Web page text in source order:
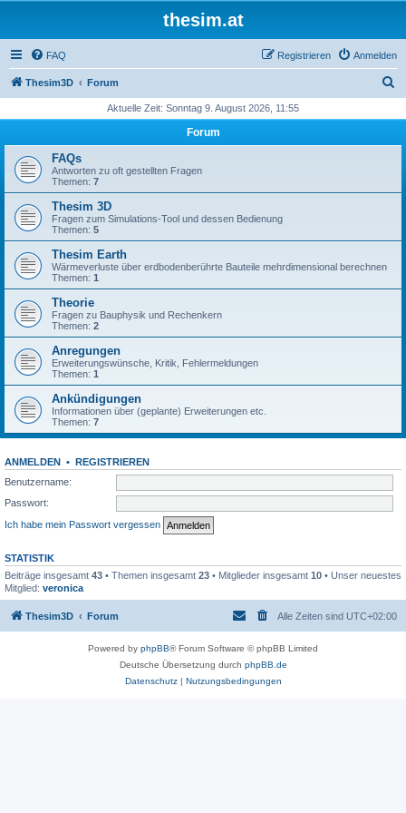
thesim.at
FAQ Anmelden
Registrieren
Thesim3D Forum
h
Aktuelle Zeit: Sonntag 9. August 2026, 11:55
Forum
FAQs
Antworten zu oft gestellten Fragen
Themen: 7
Thesim 3D
Fragen zum Simulations-Tool und dessen Bedienung
Themen: 5
Thesim Earth
Wärmeverluste über erdbodenberührte Bauteile mehrdimensional berechnen
Themen: 1
Theorie
Fragen zu Bauphysik und Rechenkern
Themen: 2
Anregungen
Erweiterungswünsche, Kritik, Fehlermeldungen
Themen: 1
Ankündigungen
Informationen über (geplante) Erweiterungen etc.
Themen: 7
ANMELDEN • REGISTRIEREN
Benutzername:
Passwort:
Ich habe mein Passwort vergessen
STATISTIK
Beiträge insgesamt 43 • Themen insgesamt 23 • Mitglieder insgesamt 10 • Unser neuestes
Mitglied: veronica
Thesim3D Forum Alle Zeiten sind UTC+02:00
Powered by phpBB® Forum Software © phpBB Limited
Deutsche Übersetzung durch phpBB.de
Datenschutz| Nutzungsbedingungen